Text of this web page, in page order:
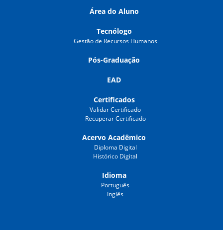
Área do Aluno
Tecnólogo
Gestão de Recursos Humanos
Pós-Graduação
EAD
Certificados
Validar Certificado
Recuperar Certificado
Acervo Acadêmico
Diploma Digital
Histórico Digital
Idioma
Português
Inglês